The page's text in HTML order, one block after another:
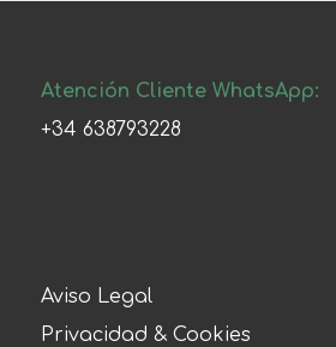
Atención Cliente WhatsApp:
+34 638793228
Aviso Legal
Privacidad & Cookies